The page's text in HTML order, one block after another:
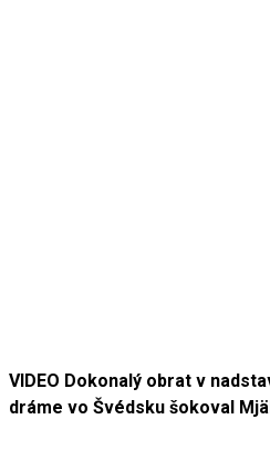
VIDEO Dokonalý obrat v
dráme vo Švédsku šokoval